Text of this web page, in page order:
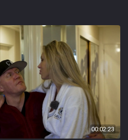
00:02:23